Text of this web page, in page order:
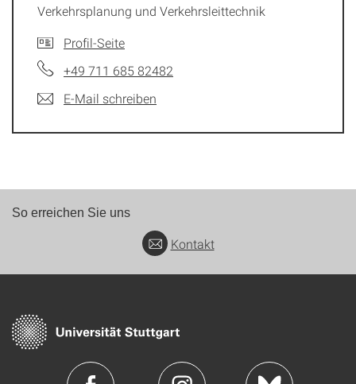
Verkehrsplanung und Verkehrsleittechnik
Profil-Seite
+49 711 685 82482
E-Mail schreiben
So erreichen Sie uns
Kontakt